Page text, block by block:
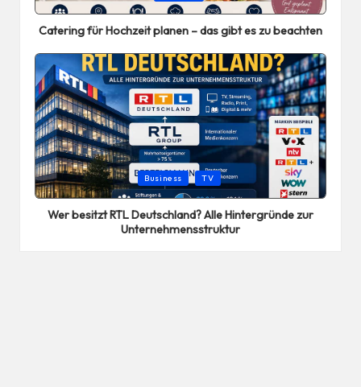
in
Catering für Hochzeit planen – das gibt es zu beachten
Posted
in
Business TV
Wer besitzt RTL Deutschland? Alle Hintergründe zur
Unternehmensstruktur